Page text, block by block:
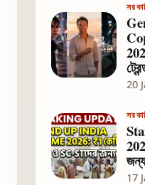
20
17